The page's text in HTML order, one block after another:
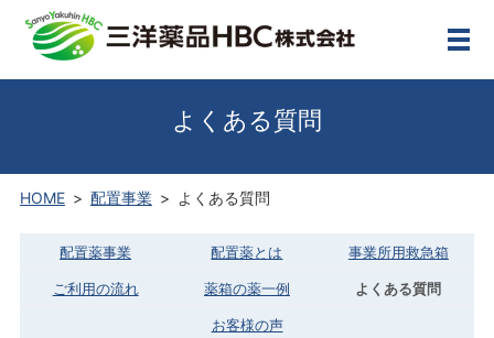
メ
よくある質問
HOME 配置事業 よくある質問
配置薬事業 配置薬とは 事業所用救急箱
ご利用の流れ 薬箱の薬一例 よくある質問
お客様の声